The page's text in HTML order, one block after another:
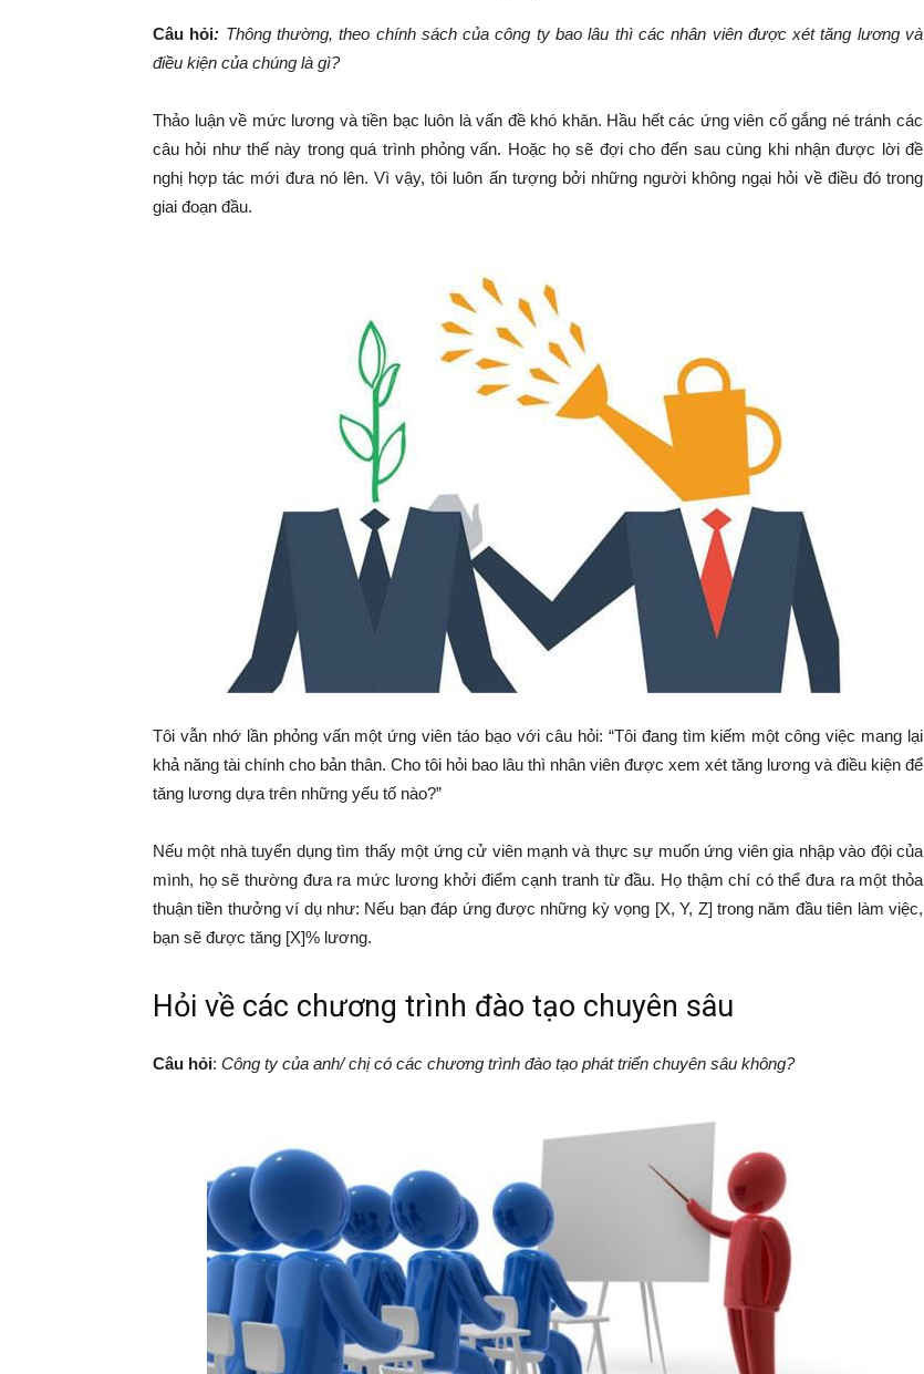
Câu hỏi: Thông thường, theo chính sách của công ty bao lâu thì các nhân viên được xét tăng lương và
điều kiện của chúng là gì?
Thảo luận về mức lương và tiền bạc luôn là vấn đề khó khăn. Hầu hết các ứng viên cố gắng né tránh các
câu hỏi như thế này trong quá trình phỏng vấn. Hoặc họ sẽ đợi cho đến sau cùng khi nhận được lời đề
nghị hợp tác mới đưa nó lên. Vì vậy, tôi luôn ấn tượng bởi những người không ngại hỏi về điều đó trong
giai đoạn đầu.
Tôi vẫn nhớ lần phỏng vấn một ứng viên táo bạo với câu hỏi: “Tôi đang tìm kiếm một công việc mang lại
khả năng tài chính cho bản thân. Cho tôi hỏi bao lâu thì nhân viên được xem xét tăng lương và điều kiện để
tăng lương dựa trên những yếu tố nào?”
Nếu một nhà tuyển dụng tìm thấy một ứng cử viên mạnh và thực sự muốn ứng viên gia nhập vào đội của
mình, họ sẽ thường đưa ra mức lương khởi điểm cạnh tranh từ đầu. Họ thậm chí có thể đưa ra một thỏa
thuận tiền thưởng ví dụ như: Nếu bạn đáp ứng được những kỳ vọng [X, Y, Z] trong năm đầu tiên làm việc,
bạn sẽ được tăng [X]% lương.
Hỏi về các chương trình đào tạo chuyên sâu
Câu hỏi: Công ty của anh/ chị có các chương trình đào tạo phát triển chuyên sâu không?